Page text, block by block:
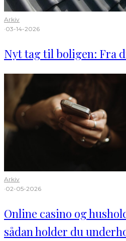
Arkiv
·03-14-2026
Nyt tag til boligen: Fra
Arkiv
·02-05-2026
Online casino og
sådan holder du